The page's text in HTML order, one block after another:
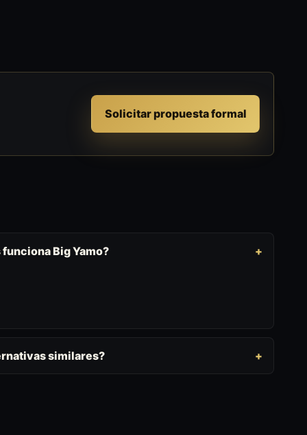
Solicitar propuesta formal
Big Yamo?
similares?